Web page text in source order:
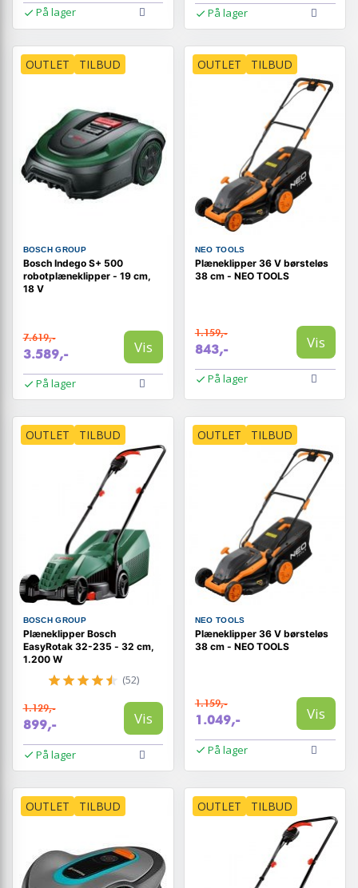
På lager På lager
OUTLET TILBUD
BOSCH GROUP
Bosch Indego S+ 500
robotplæneklipper - 19 cm,
18 V
7.619,-
3.589,- Vis
På lager
OUTLET TILBUD
NEO TOOLS
Plæneklipper 36 V børsteløs
38 cm - NEO TOOLS
1.159,-
843,- Vis
På lager
OUTLET TILBUD
BOSCH GROUP
Plæneklipper Bosch
EasyRotak 32-235 - 32 cm,
1.200 W
(52)
1.129,-
899,- Vis
På lager
OUTLET TILBUD
NEO TOOLS
Plæneklipper 36 V børsteløs
38 cm - NEO TOOLS
1.159,-
1.049,- Vis
På lager
OUTLET TILBUD OUTLET TILBUD